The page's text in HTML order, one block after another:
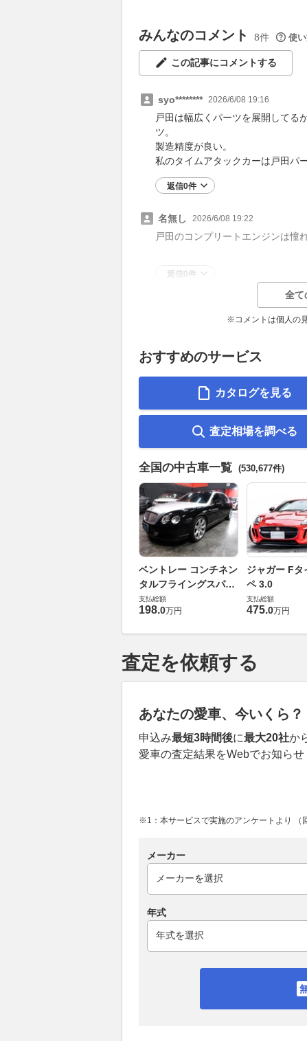
みんなのコメント 8件 使
この記事にコメントする
syo******** 2026/6/08 19:16
戸田は幅広くパーツを展開してる
ツ。
製造精度が良い。
私のタイムアタックカーは戸田パ
返信0件
名無し 2026/6/08 19:22
戸田のコンプリートエンジンは憧
返信0件
全て
※コメントは個人の
おすすめのサービス
カタログを見る
査定相場を調べる
全国の中古車一覧 (530,677件)
ベントレー コンチネン
タルフライングスパー
6.0 4WD
支払総額
198.0万円
ジャガー Fタ
ペ 3.0
支払総額
475.0万円
査定を依頼する
あなたの愛車、今いくら？
申込み最短3時間後に最大20社か
愛車の査定結果をWebでお知らせ
※1：本サービスで実施のアンケートより （
メーカー
年式